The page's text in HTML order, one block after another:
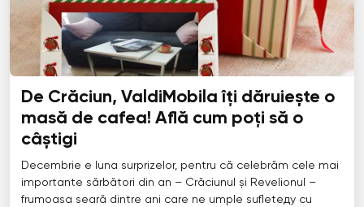
De Crăciun, ValdiMobila îți dăruiește o
masă de cafea! Află cum poți să o
câștigi
Decembrie e luna surprizelor, pentru că celebrăm cele mai
importante sărbători din an – Crăciunul și Revelionul –
frumoasa seară dintre ani care ne umple sufleteду cu